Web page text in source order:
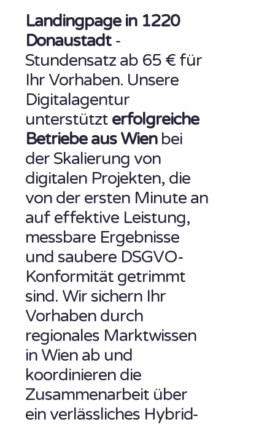
Landingpage in 1220
Donaustadt-
Stundensatz ab 65 € für
Ihr Vorhaben. Unsere
Digitalagentur
unterstützt erfolgreiche
Betriebe aus Wienbei
der Skalierung von
digitalen Projekten, die
von der ersten Minute an
auf effektive Leistung,
messbare Ergebnisse
und saubere DSGVO-
Konformität getrimmt
sind. Wir sichern Ihr
Vorhaben durch
regionales Marktwissen
in Wien ab und
koordinieren die
Zusammenarbeit über
ein verlässliches Hybrid-